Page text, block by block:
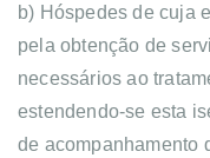
b) Hóspedes de cuja
pela obtenção de
necessários ao
estendendo-se esta
de acompanhamento